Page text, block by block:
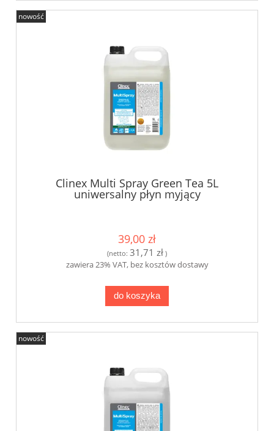
Clinex Multi Spray Green Tea 5L
uniwersalny płyn myjący
39,00 zł
(netto: 31,71 zł )
zawiera 23% VAT, bez kosztów dostawy
do koszyka
nowość
nowość